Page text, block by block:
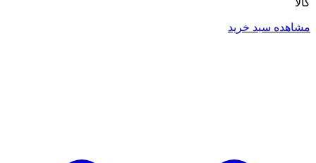
کالا
مشاهده سبد خرید